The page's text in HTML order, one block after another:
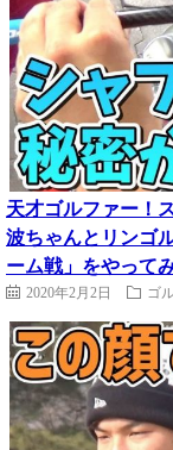
天才ゴルファー！
波ちゃんとリンゴ
ーム戦」をやって
2020年2月2日 ゴ